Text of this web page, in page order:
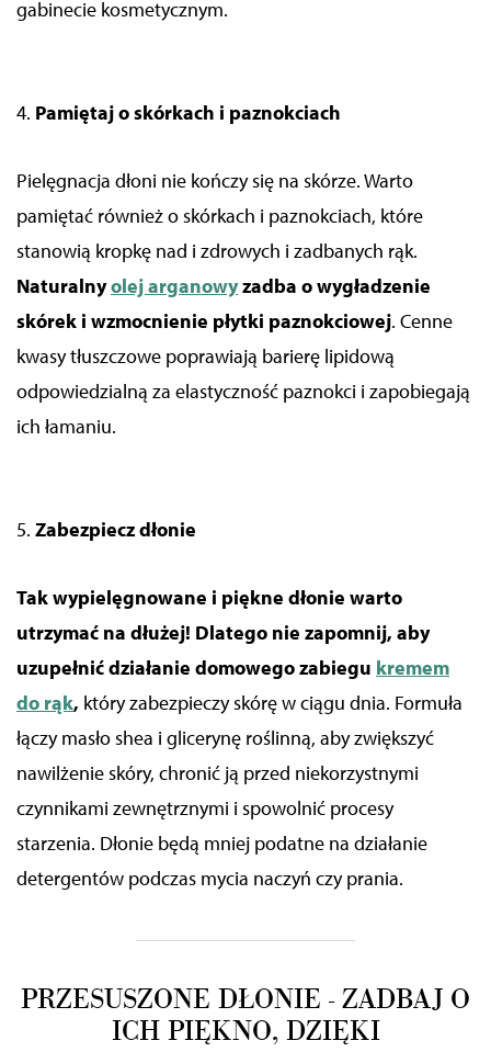
gabinecie kosmetycznym.
4. Pamiętaj o skórkach i paznokciach
Pielęgnacja dłoni nie kończy się na skórze. Warto
pamiętać również o skórkach i paznokciach, które
stanowią kropkę nad i zdrowych i zadbanych rąk.
Naturalnyolej arganowyzadba o wygładzenie
skórek i wzmocnienie płytki paznokciowej. Cenne
kwasy tłuszczowe poprawiają barierę lipidową
odpowiedzialną za elastyczność paznokci i zapobiegają
ich łamaniu.
5. Zabezpiecz dłonie
Tak wypielęgnowane i piękne dłonie warto
utrzymać na dłużej! Dlatego nie zapomnij, aby
uzupełnić działanie domowego zabiegu kremem
do rąk, który zabezpieczy skórę w ciągu dnia. Formuła
łączy masłoshea i glicerynę roślinną, aby zwiększyć
nawilżenie skóry, chronić ją przed niekorzystnymi
czynnikami zewnętrznymi i spowolnić procesy
starzenia. Dłonie będą mniej podatne na działanie
detergentów podczas mycia naczyń czy prania.
PRZESUSZONE DŁONIE - ZADBAJ O
ICH PIĘKNO, DZIĘKI